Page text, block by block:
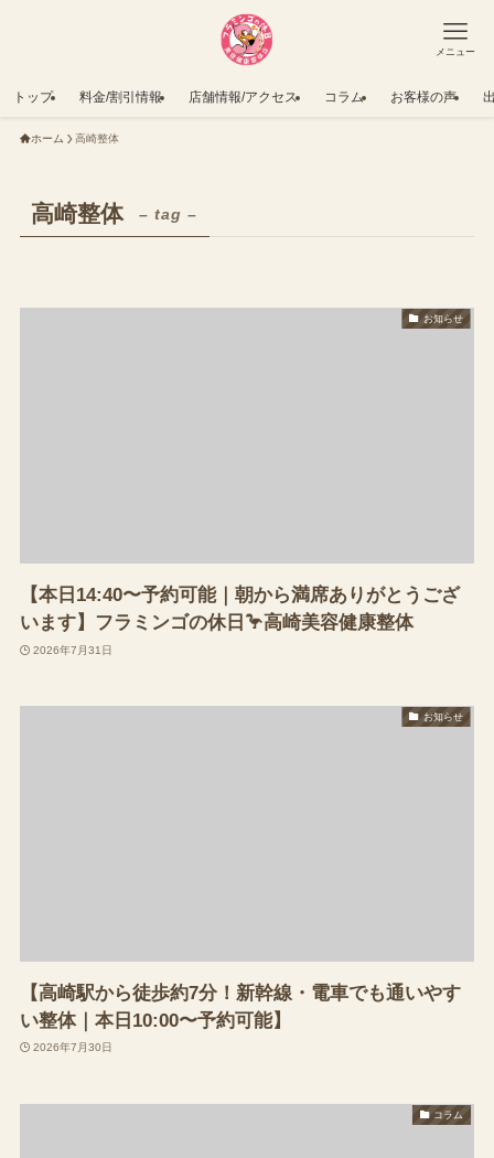
メニュー
トップ 料金/割引情報 店舗情報/アクセス コラム お客様の声
ホーム 高崎整体
高崎整体 – tag –
お知らせ
【本日14:40〜予約可能｜朝から満席ありがとうござ
います】フラミンゴの休日🦩高崎美容健康整体
2026年7月31日
お知らせ
【高崎駅から徒歩約7分！新幹線・電車でも通いやす
い整体｜本日10:00〜予約可能】
2026年7月30日
コラム